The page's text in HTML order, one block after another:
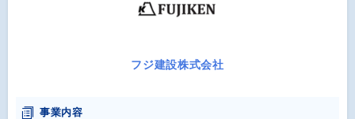
フジ建設株式会社
事業内容